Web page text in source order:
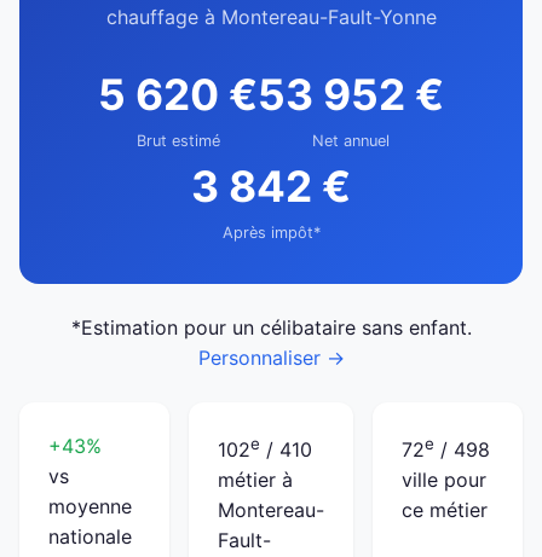
chauffage à Montereau-Fault-Yonne
5 620 €
Brut estimé
53 952 €
Net annuel
3 842 €
Après impôt*
*Estimation pour un célibataire sans enfant.
Personnaliser →
+43%
vs
moyenne
nationale
102e / 410
métier à
Montereau-
Fault-
72e / 498
ville pour
ce métier